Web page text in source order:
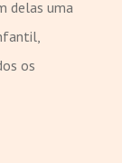
delas uma
os